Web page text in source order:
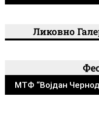
Ликовно
МТФ “Војдан